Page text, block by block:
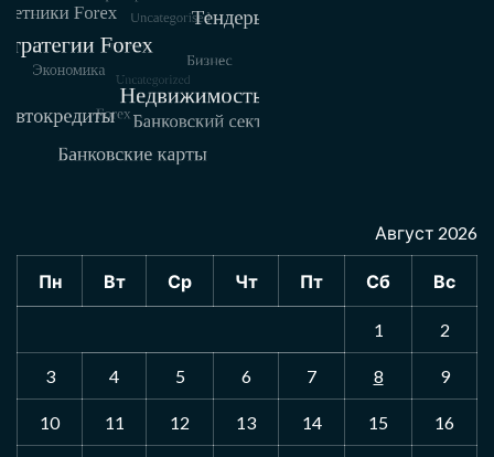
Август 2026
Пн Вт Ср Чт Пт Сб Вс
1 2
3 4 5 6 7 8 9
10 11 12 13 14 15 16